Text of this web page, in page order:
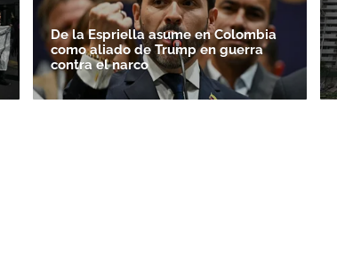
De la Espriella asume en Colombia
como aliado de Trump en guerra
contra el narco